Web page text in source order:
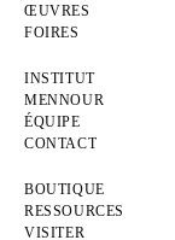
ŒUVRES
FOIRES
INSTITUT
MENNOUR
ÉQUIPE
CONTACT
BOUTIQUE
RESSOURCES
VISITER